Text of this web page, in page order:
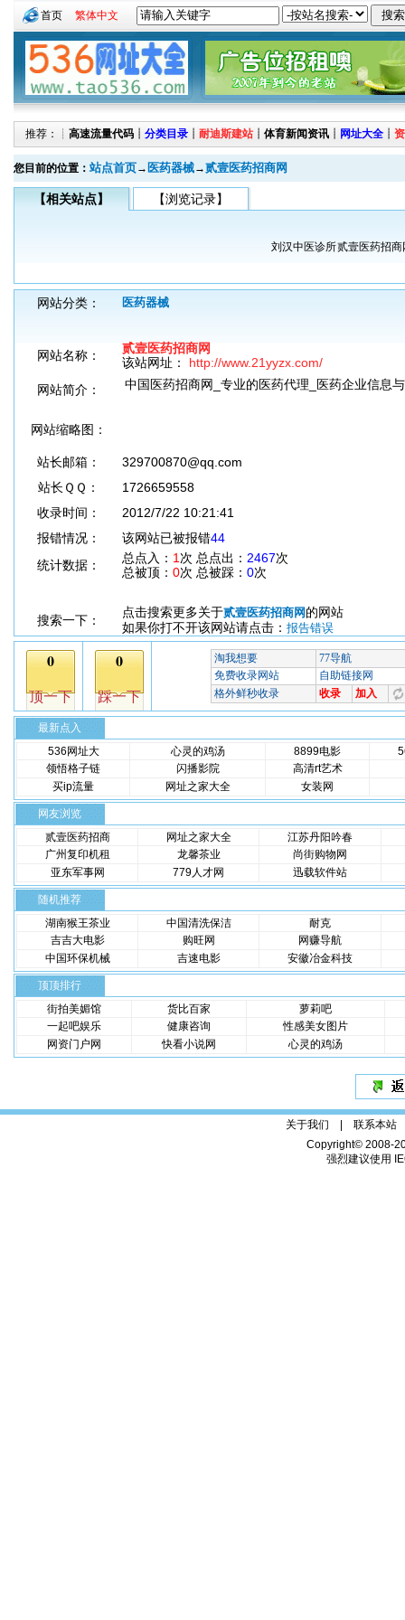
首页 繁体中文
推荐：┊ 高速流量代码 ┊ 分类目录 ┊ 耐迪斯建站 ┊ 体育新闻资讯 ┊ 网址大全 ┊
您目前的位置： 站点首页→ 医药器械→贰壹医药招商网
【相关站点】 【浏览记录】
刘汉中医诊所贰壹医药招商
网站分类： 医药器械
网站名称：
贰壹医药招商网
该站网址： http://www.21yyzx.com/
网站简介：
中国医药招商网_专业的医药代理_医药企业信息
网站缩略图：
站长邮箱：
329700870@qq.com
站长ＱＱ：
1726659558
收录时间：
2012/7/22 10:21:41
报错情况：
该网站已被报错44
统计数据：
总点入： 1 次 总点出： 2467次
总被顶： 0次 总被踩： 0次
搜索一下：
点击搜索更多关于贰壹医药招商网 的网站
如果你打不开该网站请点击： 报告错误
最新点入
536网址大
心灵的鸡汤 8899电影
领悟格子链
闪播影院
高清rt艺术
买ip流量
网址之家大全 女装网
网友浏览
贰壹医药招商
网址之家大全
江苏丹阳吟春
广州复印机租
龙馨茶业
尚街购物网
亚东军事网
779人才网 迅载软件站
随机推荐
湖南猴王茶业
中国清洗保洁
耐克
吉吉大电影
购旺网
网赚导航
中国环保机械
吉速电影 安徽冶金科技
顶顶排行
街拍美媚馆
货比百家
萝莉吧
一起吧娱乐
健康咨询
性感美女图片
网资门户网
快看小说网 心灵的鸡汤
关于我们 | 联系本站
Copyright© 2008-
强烈建议使用